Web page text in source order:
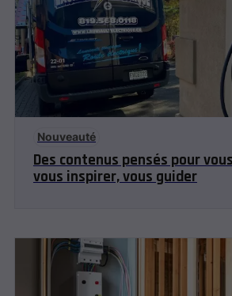
Nouveauté
Des contenus pensés pour
vous inspirer, vous guider